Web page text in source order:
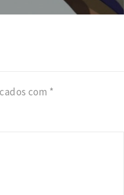
com *